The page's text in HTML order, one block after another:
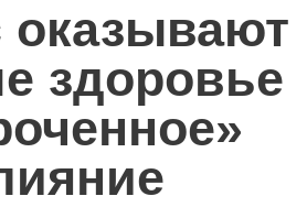
оказывают
здоровье